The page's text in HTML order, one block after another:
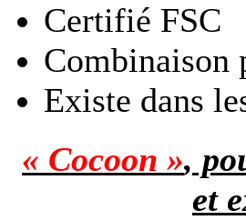
Certifié FSC
Combinaison
Existe dans
« Cocoon »,
et